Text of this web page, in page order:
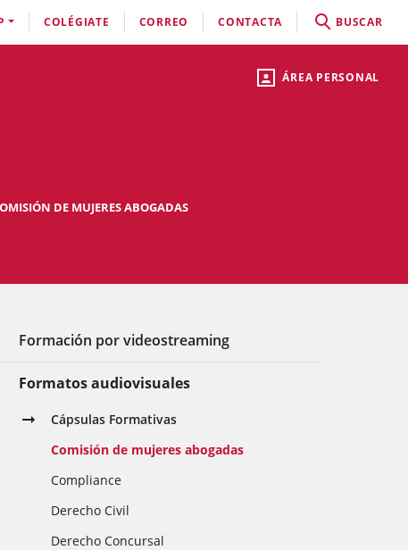
ÁREA PERSONAL
COLÉGIATE CORREO CONTACTA BUSCAR
DE MUJERES ABOGADAS
Formación por videostreaming
Formatos audiovisuales
Cápsulas Formativas
Comisión de mujeres abogadas
Compliance
Derecho Civil
Derecho Concursal